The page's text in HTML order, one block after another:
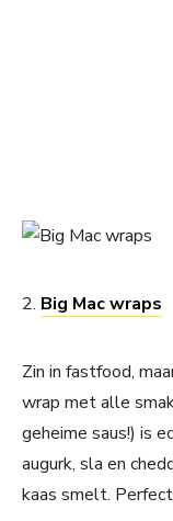
2. Big Mac wraps
Zin in fastfood,
wrap met alle
geheime saus!) is
augurk, sla en
kaas smelt.